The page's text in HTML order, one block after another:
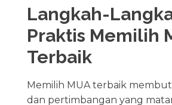
Langkah-
Praktis Memilih
Terbaik
Memilih MUA terbaik
dan pertimbangan yang